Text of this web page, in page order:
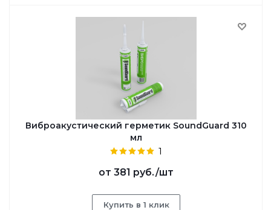
Виброакустический герметик SoundGuard 310
мл
1
от 381 руб./шт
Купить в 1 клик